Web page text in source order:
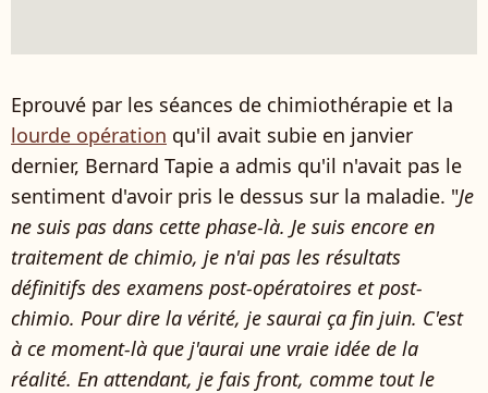
Eprouvé par les séances de chimiothérapie et la
lourde opération qu'il avait subie en janvier
dernier, Bernard Tapie a admis qu'il n'avait pas le
sentiment d'avoir pris le dessus sur la maladie. "Je
ne suis pas dans cette phase-là. Je suis encore en
traitement de chimio, je n'ai pas les résultats
définitifs des examens post-opératoires et post-
chimio. Pour dire la vérité, je saurai ça fin juin. C'est
à ce moment-là que j'aurai une vraie idée de la
réalité. En attendant, je fais front, comme tout le